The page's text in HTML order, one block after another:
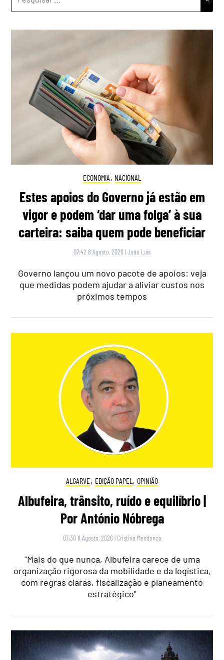
ECONOMIA , NACIONAL
Estes apoios do Governo já estão em
vigor e podem ‘dar uma folga’ à sua
carteira: saiba quem pode beneficiar
07:42 8 Agosto, 2026 |João Luís
Governo lançou um novo pacote de apoios: veja
que medidas podem ajudar a aliviar custos nos
próximos tempos
ALGARVE, EDIÇÃO PAPEL , OPINIÃO
Albufeira, trânsito, ruído e equilíbrio |
Por António Nóbrega
07:30 8 Agosto, 2026 | Cristina Mendonça
"Mais do que nunca, Albufeira carece de uma
organização rigorosa da mobilidade e da logística,
com regras claras, fiscalização e planeamento
estratégico"